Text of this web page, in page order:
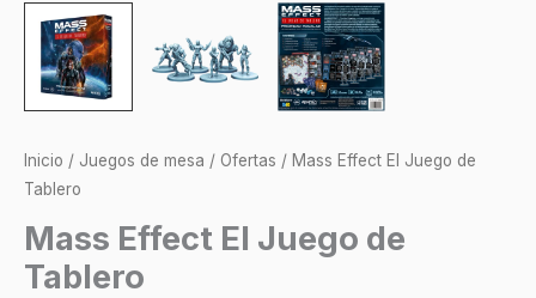
Inicio / Juegos de mesa / Ofertas / Mass Effect El Juego de
Tablero
Mass Effect El Juego de
Tablero